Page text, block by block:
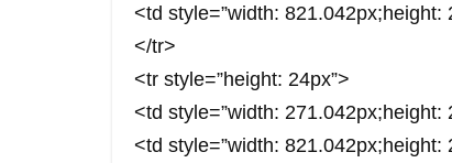
<td style=”width:
</tr>
<tr style=”height: 24px”>
<td style=”width:
<td style=”width: